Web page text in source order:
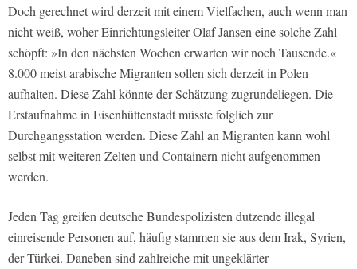
Doch gerechnet wird derzeit mit einem Vielfachen, auch wenn man
nicht weiß, woher Einrichtungsleiter Olaf Jansen eine solche Zahl
schöpft: »In den nächsten Wochen erwarten wir noch Tausende.«
8.000 meist arabische Migranten sollen sich derzeit in Polen
aufhalten. Diese Zahl könnte der Schätzung zugrundeliegen. Die
Erstaufnahme in Eisenhüttenstadt müsste folglich zur
Durchgangsstation werden. Diese Zahl an Migranten kann wohl
selbst mit weiteren Zelten und Containern nicht aufgenommen
werden.
Jeden Tag greifen deutsche Bundespolizisten dutzende illegal
einreisende Personen auf, häufig stammen sie aus dem Irak, Syrien,
der Türkei. Daneben sind zahlreiche mit ungeklärter